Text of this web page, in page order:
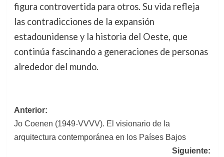
figura controvertida para otros. Su vida refleja
las contradicciones de la expansión
estadounidense y la historia del Oeste, que
continúa fascinando a generaciones de personas
alrededor del mundo.
Navegación
de
entradas
Anterior:
Jo Coenen (1949-VVVV). El visionario de la
arquitectura contemporánea en los Países Bajos
Siguiente: